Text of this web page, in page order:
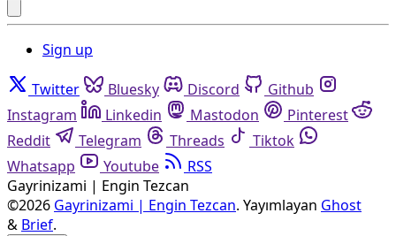
Sign up
Twitter Bluesky Discord
Github
Instagram
Linkedin Mastodon
Pinterest
Reddit
Telegram Threads
Tiktok
Whatsapp
Youtube
RSS
Gayrinizami | Engin Tezcan
©2026 Gayrinizami | Engin Tezcan. Yayımlayan Ghost
& Brief.